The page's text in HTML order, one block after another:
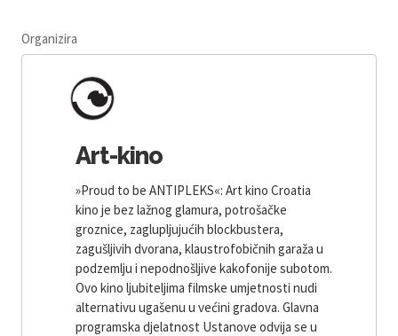
Organizira
Art-kino
»Proud to be ANTIPLEKS«: Art kino Croatia
kino je bez lažnog glamura, potrošačke
groznice, zaglupljujućih blockbustera,
zagušljivih dvorana, klaustrofobičnih garaža u
podzemlju i nepodnošljive kakofonije subotom.
Ovo kino ljubiteljima filmske umjetnosti nudi
alternativu ugašenu u većini gradova. Glavna
programska djelatnost Ustanove odvija se u